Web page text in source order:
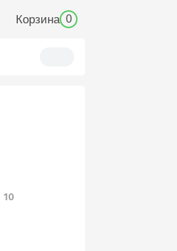
Корзина 0
10